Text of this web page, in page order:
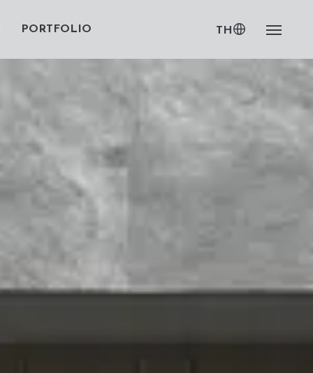
TH
PORTFOLIO